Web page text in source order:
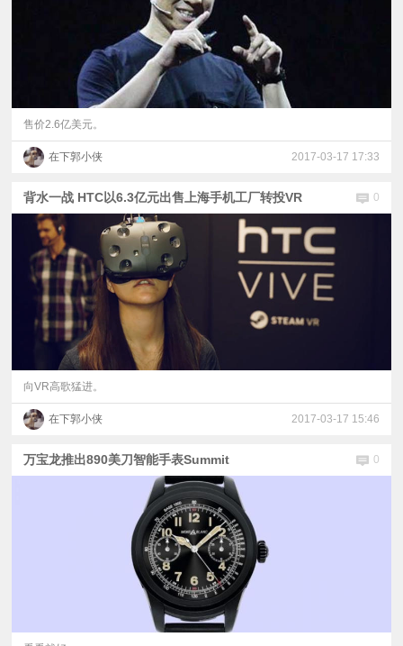
售价2.6亿美元。
在下郭小侠 2017-03-17 17:33
背水一战 HTC以6.3亿元出售上海手机工厂转投VR 0
向VR高歌猛进。
在下郭小侠 2017-03-17 15:46
万宝龙推出890美刀智能手表Summit 0